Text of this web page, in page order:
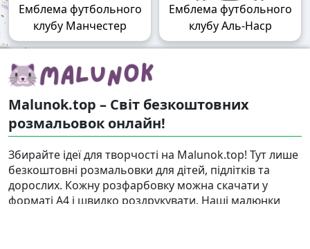
Емблема футбольного
клубу Манчестер
Емблема футбольного
клубу Аль-Наср
Malunok.top – Світ безкоштовних
розмальовок онлайн!
Збирайте ідеї для творчості на Malunok.top! Тут лише
безкоштовні розмальовки для дітей, підлітків та
дорослих. Кожну розфарбовку можна скачати у
форматі А4 і швидко роздрукувати. Наші малюнки